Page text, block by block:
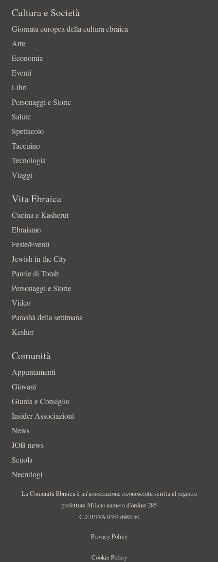
Cultura e Società
Giornata europea della cultura ebraica
Arte
Economia
Eventi
Libri
Personaggi e Storie
Salute
Spettacolo
Taccuino
Tecnologia
Viaggi
Vita Ebraica
Cucina e Kasherut
Ebraismo
Feste/Eventi
Jewish in the City
Parole di Torah
Personaggi e Storie
Video
Parashà della settimana
Kesher
Comunità
Appuntamenti
Giovani
Giunta e Consiglio
Insider-Associazioni
News
JOB news
Scuola
Necrologi
La Comunità Ebraica è un’associazione riconosciuta scritta al registro
prefettura Milano numero d’ordine 285
C.F./P.IVA 03547690150
Privacy Policy
Cookie Policy